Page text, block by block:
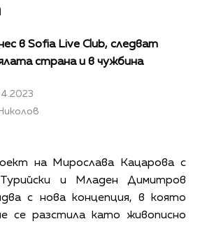
в Sofia Live Club, следват
страна и в чужбина
на Мирослава Кацарова с
и Младен Димитров
с нова концепция, в която
се разстила като живописно